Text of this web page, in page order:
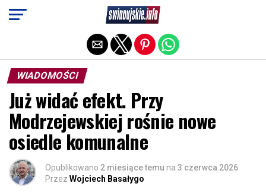
WIADOMOŚCI
Już widać efekt. Przy
Modrzejewskiej rośnie nowe
osiedle komunalne
Opublikowano 2 miesiące temu na 3 czerwca 2026
Przez Wojciech Basałygo
Exit mobile version